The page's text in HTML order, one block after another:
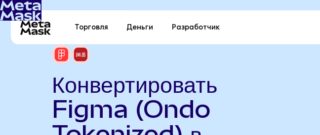
Торговля Деньги Разработчик
Конвертировать
Figma (Ondo